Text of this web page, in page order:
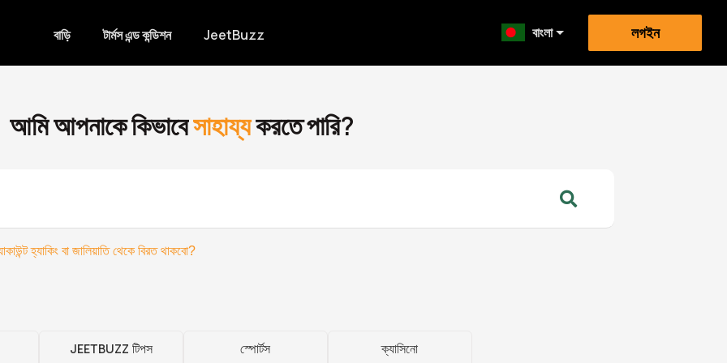
বাড়ি টার্মস এন্ড কন্ডিশন JeetBuzz বাংলা লগইন
আমি আপনাকে কিভাবেসাহায্যকরতে পারি?
হ্যাকিং বা জালিয়াতি থেকে বিরত থাকবো?
JEETBUZZ টিপস স্পোর্টস ক্যাসিনো